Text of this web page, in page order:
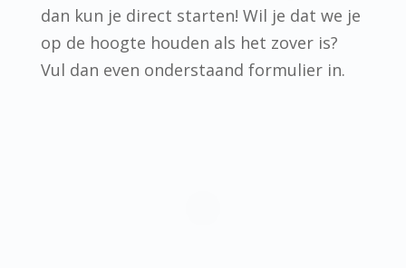
dan kun je direct starten! Wil je dat we je
op de hoogte houden als het zover is?
Vul dan even onderstaand formulier in.